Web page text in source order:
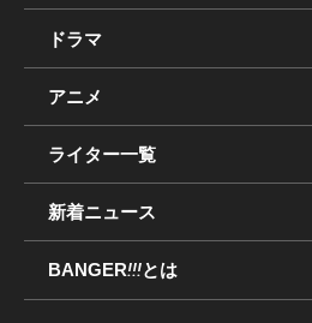
ドラマ
アニメ
ライター一覧
新着ニュース
BANGER!!!とは